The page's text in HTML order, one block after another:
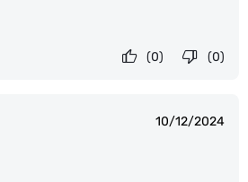
(0)
(0)
10/12/2024